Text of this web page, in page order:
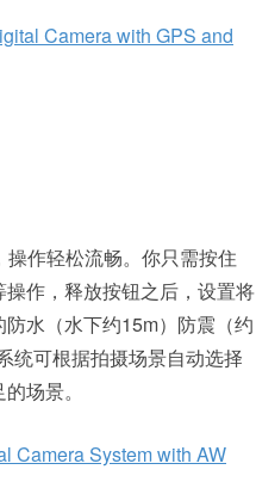
Camera with GPS and
作轻松流畅。你只需按住
作，释放按钮之后，设置将
水（水下约15m）防震（约
统可根据拍摄场景自动选择
场景。
Camera System with AW